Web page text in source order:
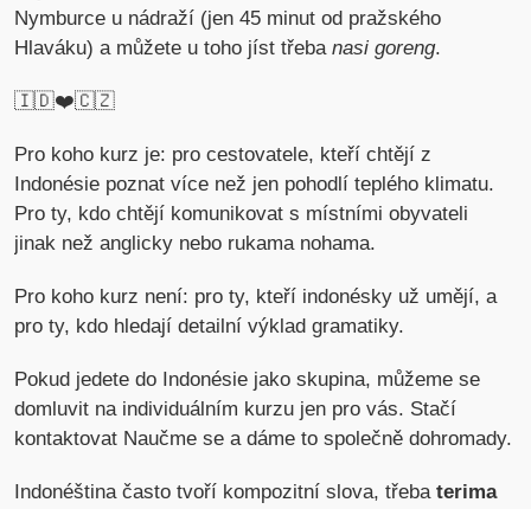
Nymburce u nádraží (jen 45 minut od pražského
Hlaváku) a můžete u toho jíst třebanasi goreng.
🇮🇩❤️🇨🇿
Pro koho kurz je: pro cestovatele, kteří chtějí z
Indonésie poznat více než jen pohodlí teplého klimatu.
Pro ty, kdo chtějí komunikovat s místními obyvateli
jinak než anglicky nebo rukama nohama.
Pro koho kurz není: pro ty, kteří indonésky už umějí, a
pro ty, kdo hledají detailní výklad gramatiky.
Pokud jedete do Indonésie jako skupina, můžeme se
domluvit na individuálním kurzu jen pro vás. Stačí
kontaktovat Naučme se a dáme to společně dohromady.
Indonéština často tvoří kompozitní slova, třebaterima